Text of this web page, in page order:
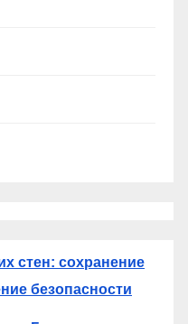
стен: сохранение
безопасности